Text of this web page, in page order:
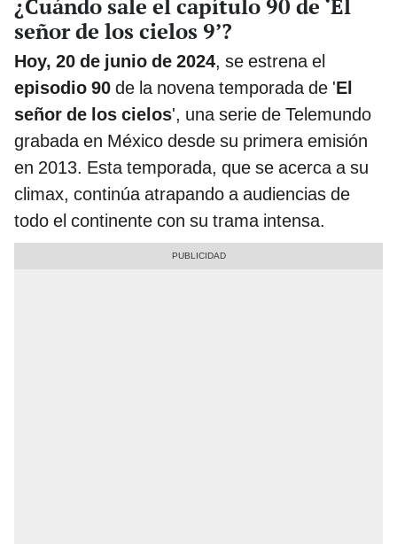
¿Cuándo sale el capítulo 90 de ‘El
señor de los cielos 9’?
Hoy, 20 de junio de 2024, se estrena el
episodio 90 de la novena temporada de 'El
señor de los cielos', una serie de Telemundo
grabada en México desde su primera emisión
en 2013. Esta temporada, que se acerca a su
climax, continúa atrapando a audiencias de
todo el continente con su trama intensa.